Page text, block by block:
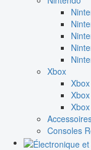
Xbox
Consoles